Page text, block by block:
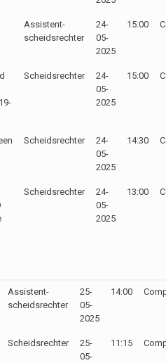
Assistent-
scheidsrechter
24-
05-
2025
15:00
Scheidsrechter
24-
05-
2025
15:00
Scheidsrechter
24-
05-
2025
14:30
Scheidsrechter
24-
05-
2025
13:00
Assistent-
scheidsrechter
25-
05-
2025
14:00
Scheidsrechter
25-
05-
11:15